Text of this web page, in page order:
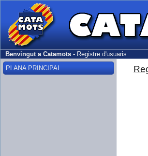
Benvingut a Catamots - Registre d'usuaris
PLANA PRINCIPAL